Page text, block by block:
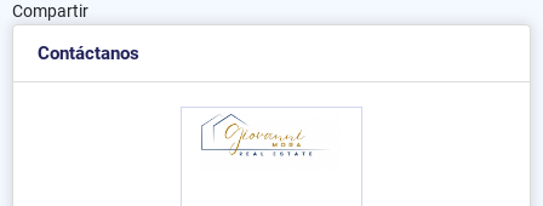
Compartir
Contáctanos